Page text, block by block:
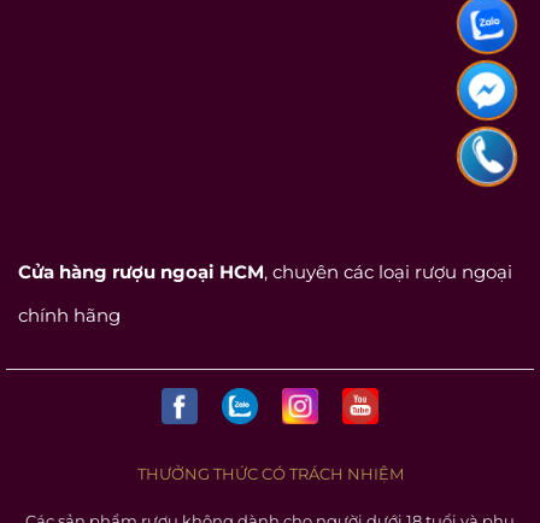
Cửa hàng rượu ngoại HCM, chuyên các loại rượu ngoại
chính hãng
THƯỞNG THỨC CÓ TRÁCH NHIỆM